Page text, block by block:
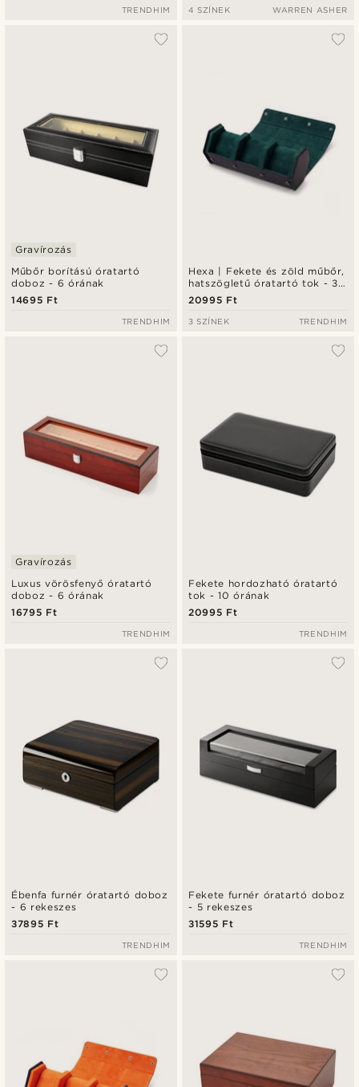
TRENDHIM 4 SZÍNEK WARREN ASHER
Műbőr borítású óratartó
doboz - 6 órának
Gravírozás
14695 Ft
TRENDHIM
Hexa | Fekete és zöld műbőr,
hatszögletű óratartó tok - 3
karórához
20995 Ft
3 SZÍNEK TRENDHIM
Luxus vörösfenyő óratartó
doboz - 6 órának
Gravírozás
16795 Ft
TRENDHIM
Fekete hordozható óratartó
tok - 10 órának
20995 Ft
TRENDHIM
Ébenfa furnér óratartó doboz
- 6 rekeszes
37895 Ft
TRENDHIM
Fekete furnér óratartó doboz
- 5 rekeszes
31595 Ft
TRENDHIM